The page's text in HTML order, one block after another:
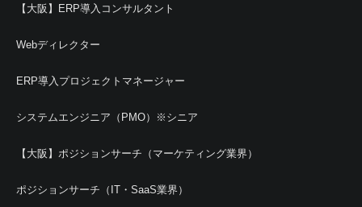
【大阪】ERP導入コンサルタント
Webディレクター
ERP導入プロジェクトマネージャー
システムエンジニア（PMO）※シニア
【大阪】ポジションサーチ（マーケティング業界）
ポジションサーチ（IT・SaaS業界）